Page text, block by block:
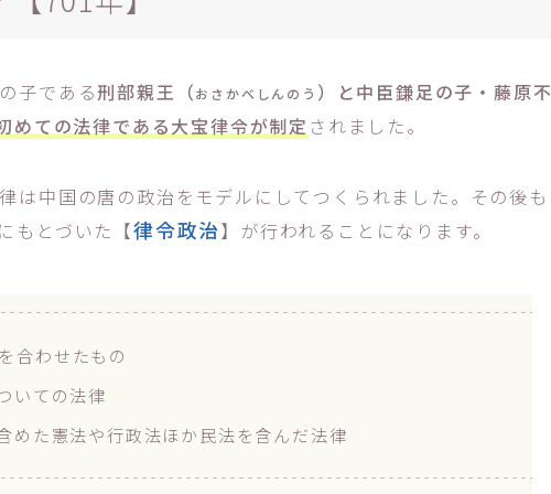
子である刑部親王（おさかべしんのう ）と中臣鎌足の子・藤原不
めての法律である大宝律令が制定 されました。
は中国の唐の政治をモデルにしてつくられました。その後も
もとづいた【律令政治】が行われることになります。
わせたもの
いての法律
めた憲法や行政法ほか民法を含んだ法律